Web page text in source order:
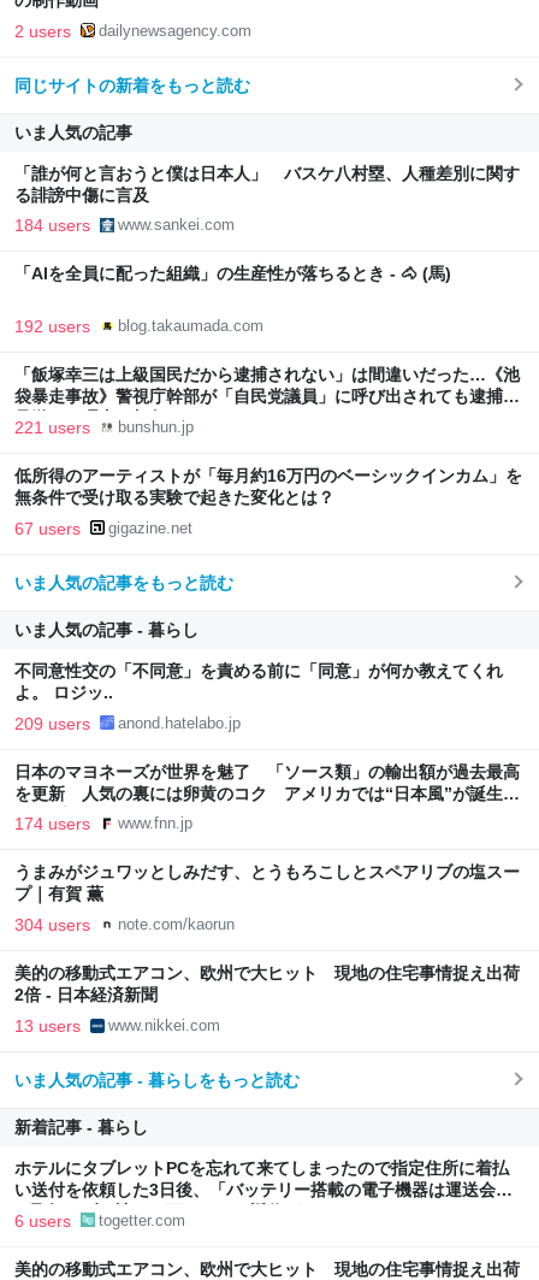
2 users dailynewsagency.com
同じサイトの新着をもっと読む
いま人気の記事
「誰が何と言おうと僕は日本人」 バスケ八村塁、人種差別に関す
る誹謗中傷に言及
184 users www.sankei.com
「AIを全員に配った組織」の生産性が落ちるとき - 🐴 (馬)
192 users blog.takaumada.com
「飯塚幸三は上級国民だから逮捕されない」は間違いだった…《池
袋暴走事故》警視庁幹部が「自民党議員」に呼び出されても逮捕を
見送った理由 | 文春オンライン
221 users bunshun.jp
低所得のアーティストが「毎月約16万円のベーシックインカム」を
無条件で受け取る実験で起きた変化とは？
67 users gigazine.net
いま人気の記事をもっと読む
いま人気の記事 - 暮らし
不同意性交の「不同意」を責める前に「同意」が何か教えてくれ
よ。 ロジッ..
209 users anond.hatelabo.jp
日本のマヨネーズが世界を魅了 「ソース類」の輸出額が過去最高
を更新 人気の裏には卵黄のコク アメリカでは“日本風”が誕生｜
FNNプライムオンライン
174 users www.fnn.jp
うまみがジュワッとしみだす、とうもろこしとスペアリブの塩スー
プ｜有賀 薫
304 users note.com/kaorun
美的の移動式エアコン、欧州で大ヒット 現地の住宅事情捉え出荷
2倍 - 日本経済新聞
13 users www.nikkei.com
いま人気の記事 - 暮らしをもっと読む
新着記事 - 暮らし
ホテルにタブレットPCを忘れて来てしまったので指定住所に着払
い送付を依頼した3日後、「バッテリー搭載の電子機器は運送会社
が取扱わず、諦めて下さい」と返信がきた
6 users togetter.com
美的の移動式エアコン、欧州で大ヒット 現地の住宅事情捉え出荷